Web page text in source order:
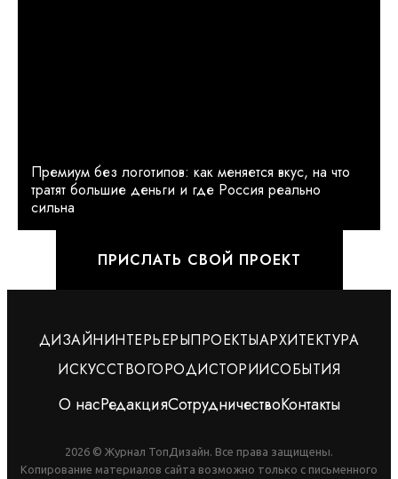
Премиум без логотипов: как меняется вкус, на что
тратят большие деньги и где Россия реально
сильна
ПРИСЛАТЬ СВОЙ ПРОЕКТ
ДИЗАЙНИНТЕРЬЕРЫПРОЕКТЫАРХИТЕКТУРА
ИСКУССТВОГОРОДИСТОРИИСОБЫТИЯ
О насРедакцияСотрудничествоКонтакты
2026 © Журнал ТопДизайн. Все права защищены.
Копирование материалов сайта возможно только с письменного